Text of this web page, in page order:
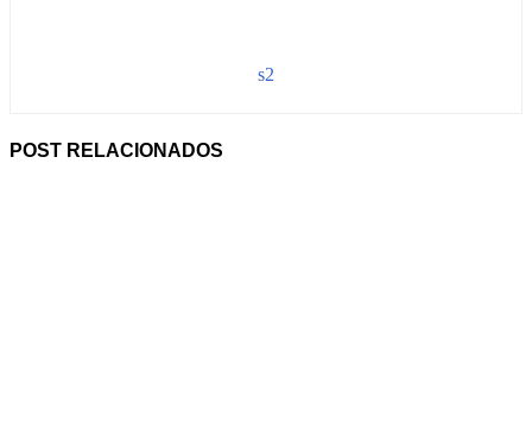
s2
POST RELACIONADOS